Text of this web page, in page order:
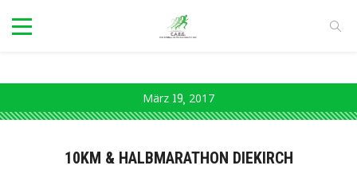
März 19 2017
10KM & HALBMARATHON DIEKIRCH